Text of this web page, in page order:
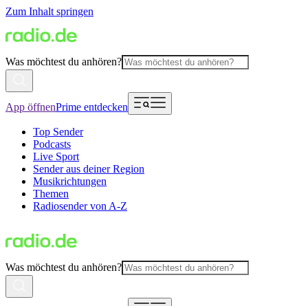
Zum Inhalt springen
Was möchtest du anhören?
App öffnenPrime entdecken
Top Sender
Podcasts
Live Sport
Sender aus deiner Region
Musikrichtungen
Themen
Radiosender von A-Z
Was möchtest du anhören?